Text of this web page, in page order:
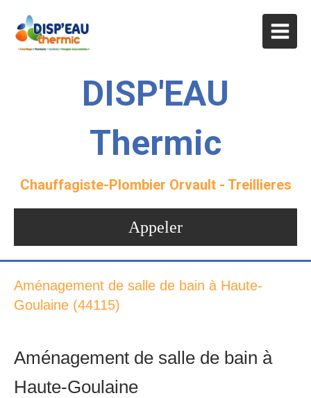
DISP'EAU
Thermic
Chauffagiste-Plombier Orvault - Treillieres
Appeler
Aménagement de salle de bain à Haute-
Goulaine (44115)
Aménagement de salle de bain à
Haute-Goulaine